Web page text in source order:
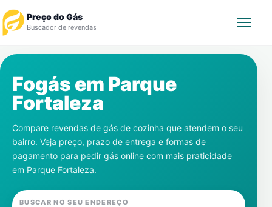
Preço do Gás
Buscador de revendas
Revendedor
Notícias
Cadastre-se
Gás
Fogás em Parque
Fortaleza
Compare revendas de gás de cozinha que atendem o seu
bairro. Veja preço, prazo de entrega e formas de
pagamento para pedir gás online com mais praticidade
em Parque Fortaleza.
BUSCAR NO SEU ENDEREÇO